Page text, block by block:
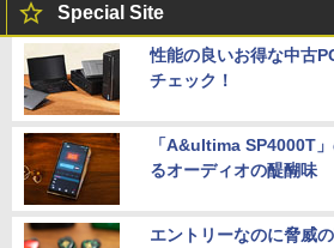
Special Site
性能の良いお得な中古
チェック！
「A&ultima SP4000T
るオーディオの醍醐味
エントリーなのに脅威